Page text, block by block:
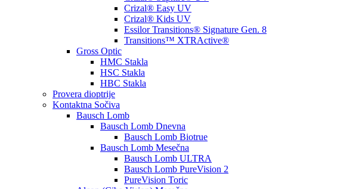
Crizal® Easy UV
Crizal® Kids UV
Essilor Transitions® Signature Gen. 8
Transitions™ XTRActive®
Gross Optic
HMC Stakla
HSC Stakla
HBC Stakla
Provera dioptrije
Kontaktna Sočiva
Bausch Lomb
Bausch Lomb Dnevna
Bausch Lomb Biotrue
Bausch Lomb Mesečna
Bausch Lomb ULTRA
Bausch Lomb PureVision 2
PureVision Toric